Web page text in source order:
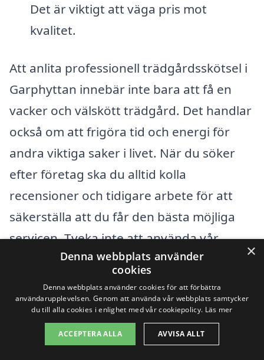
Det är viktigt att väga pris mot
kvalitet.
Att anlita professionell trädgårdsskötsel i
Garphyttan innebär inte bara att få en
vacker och välskött trädgård. Det handlar
också om att frigöra tid och energi för
andra viktiga saker i livet. När du söker
efter företag ska du alltid kolla
recensioner och tidigare arbete för att
säkerställa att du får den bästa möjliga
servicen. Tveka inte att använda vår
plattform för att enkelt jämföra olika
offerter. Med hjälp av vår tjänst kan du
snabbt och smidigt hitta pålitliga företag
för trädgårdsskötsel i Garphyttan, så att
din drömträdgård kan bli verklighet.
×
Denna webbplats använder
cookies
Denna webbplats använder cookies för att förbättra
användarupplevelsen. Genom att använda vår webbplats samtycker
du till alla cookies i enlighet med vår cookiepolicy. Läs mer
ACCEPTERA ALLA AVVISA ALLT